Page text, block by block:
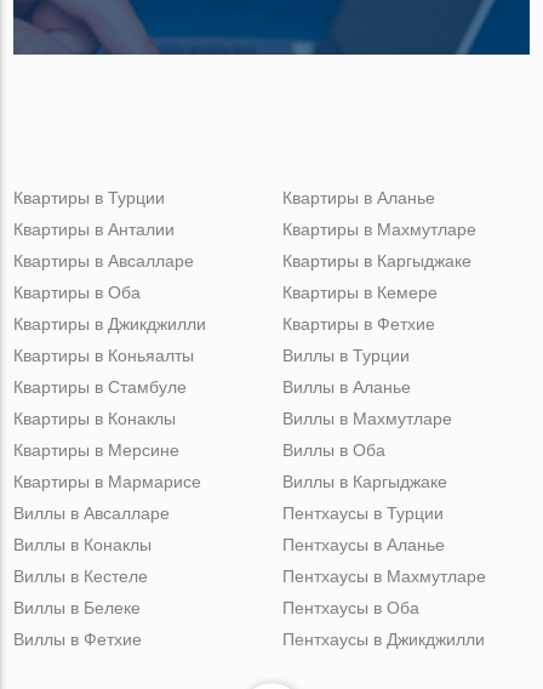
Квартиры в Турции
Квартиры в Анталии
Квартиры в Авсалларе
Квартиры в Оба
Квартиры в Джикджилли
Квартиры в Аланье
Квартиры в Махмутларе
Квартиры в Каргыджаке
Квартиры в Кемере
Квартиры в Фетхие
Квартиры в Коньяалты
Квартиры в Стамбуле
Квартиры в Конаклы
Квартиры в Мерсине
Квартиры в Мармарисе
Виллы в Турции
Виллы в Аланье
Виллы в Махмутларе
Виллы в Оба
Виллы в Каргыджаке
Виллы в Авсалларе
Виллы в Конаклы
Виллы в Кестеле
Виллы в Белеке
Виллы в Фетхие
Пентхаусы в Турции
Пентхаусы в Аланье
Пентхаусы в Махмутларе
Пентхаусы в Оба
Пентхаусы в Джикджилли